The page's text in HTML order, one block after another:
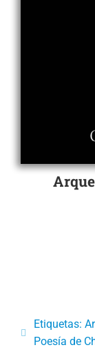
Etiquetas:
Poesía de